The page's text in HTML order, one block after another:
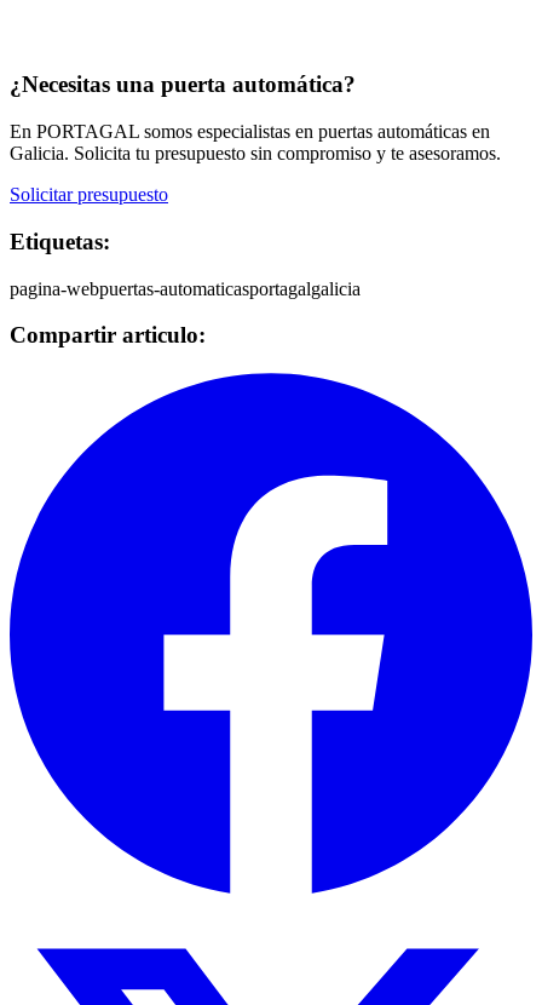
¿Necesitas una puerta automática?
En PORTAGAL somos especialistas en puertas automáticas en
Galicia. Solicita tu presupuesto sin compromiso y te asesoramos.
Solicitar presupuesto
Etiquetas:
pagina-webpuertas-automaticasportagalgalicia
Compartir articulo: